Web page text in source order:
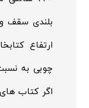
بلندی سقف و
ارتفاع
چوبی به
اگر کتاب